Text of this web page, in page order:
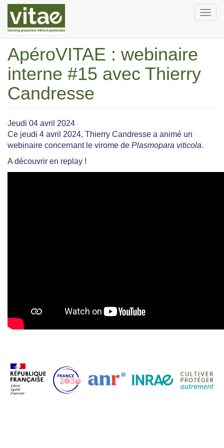
contenu
principal
English
ApéroVITAE : webinaire
interne #15 avec Thierry
Candresse
Jeudi 04 avril 2024
Ce jeudi 4 avril 2024, Thierry Candresse a animé un
webinaire concernant le virome de Plasmopara viticola.
A découvrir en replay !